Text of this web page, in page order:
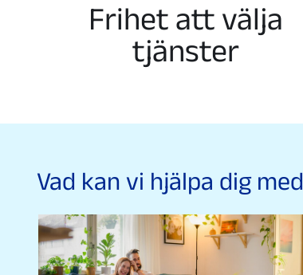
Frihet att välja
tjänster
Vad kan vi hjälpa dig